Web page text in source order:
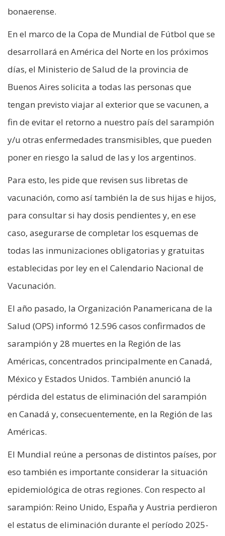
bonaerense.
En el marco de la Copa de Mundial de Fútbol que se
desarrollará en América del Norte en los próximos
días, el Ministerio de Salud de la provincia de
Buenos Aires solicita a todas las personas que
tengan previsto viajar al exterior que se vacunen, a
fin de evitar el retorno a nuestro país del sarampión
y/u otras enfermedades transmisibles, que pueden
poner en riesgo la salud de las y los argentinos.
Para esto, les pide que revisen sus libretas de
vacunación, como así también la de sus hijas e hijos,
para consultar si hay dosis pendientes y, en ese
caso, asegurarse de completar los esquemas de
todas las inmunizaciones obligatorias y gratuitas
establecidas por ley en el Calendario Nacional de
Vacunación.
El año pasado, la Organización Panamericana de la
Salud (OPS) informó 12.596 casos confirmados de
sarampión y 28 muertes en la Región de las
Américas, concentrados principalmente en Canadá,
México y Estados Unidos. También anunció la
pérdida del estatus de eliminación del sarampión
en Canadá y, consecuentemente, en la Región de las
Américas.
El Mundial reúne a personas de distintos países, por
eso también es importante considerar la situación
epidemiológica de otras regiones. Con respecto al
sarampión: Reino Unido, España y Austria perdieron
el estatus de eliminación durante el período 2025-